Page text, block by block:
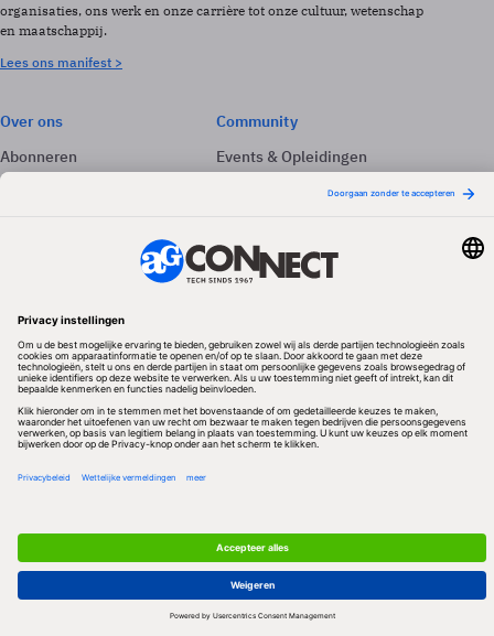
organisaties, ons werk en onze carrière tot onze cultuur, wetenschap
en maatschappij.
Lees ons manifest >
Over ons
Abonneren
Adverteren
Community
Events & Opleidingen
Volg ons
Redactionele partner
Algemene Voorwaarden & Copyrights